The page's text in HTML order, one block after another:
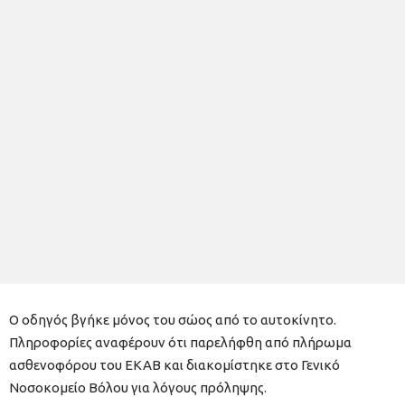
Ο οδηγός βγήκε μόνος του σώος από το αυτοκίνητο.
Πληροφορίες αναφέρουν ότι παρελήφθη από πλήρωμα
ασθενοφόρου του ΕΚΑΒ και διακομίστηκε στο Γενικό
Νοσοκομείο Βόλου για λόγους πρόληψης.